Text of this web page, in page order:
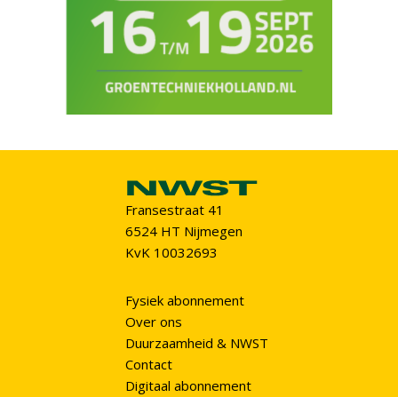
Fransestraat 41
6524 HT Nijmegen
KvK 10032693
Fysiek abonnement
Over ons
Duurzaamheid & NWST
Contact
Digitaal abonnement